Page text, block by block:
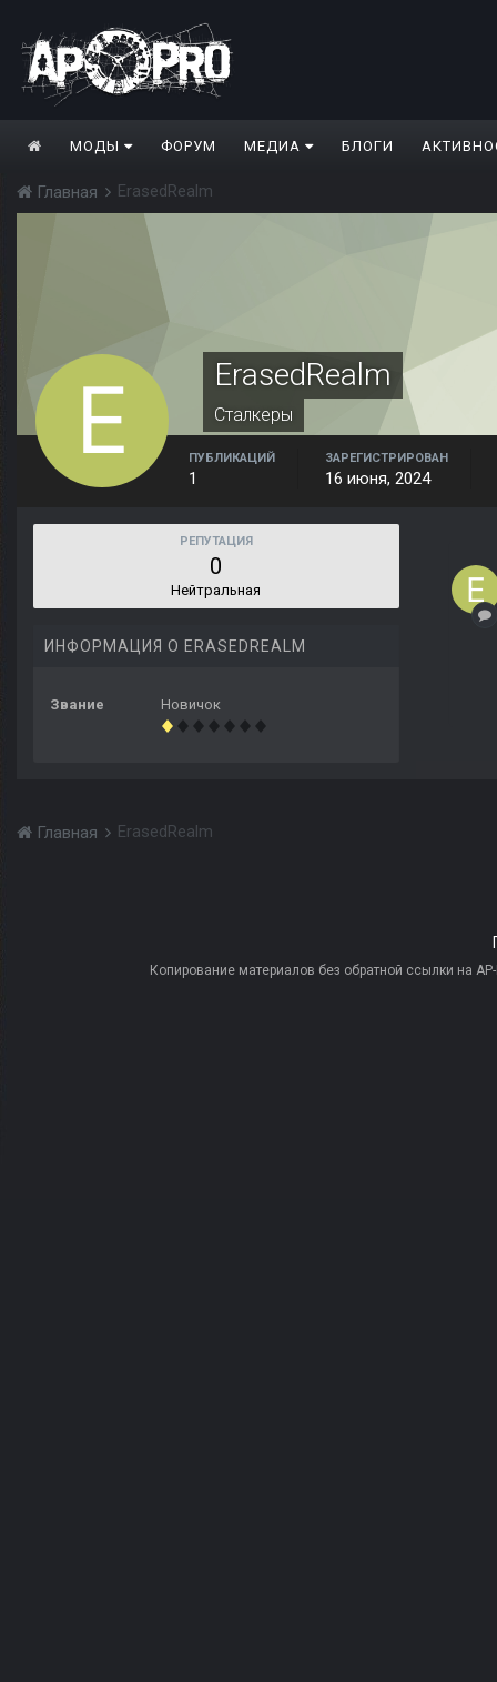
МОДЫ ФОРУМ МЕДИА БЛОГИ
Главная ErasedRealm
ErasedRealm
Сталкеры
ПУБЛИКАЦИЙ
1
ЗАРЕГИСТРИРОВАН
16 июня, 2024
РЕПУТАЦИЯ
0
Нейтральная
ИНФОРМАЦИЯ О ERASEDREALM
Звание Новичок
Главная ErasedRealm
Копирование материалов без обратной ссылки на